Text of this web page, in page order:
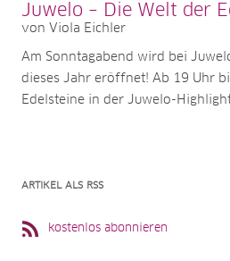
Juwelo – Die Welt der
von Viola Eichler
Am Sonntagabend wird bei
dieses Jahr eröffnet! Ab 19 Uhr
Edelsteine in der Juwelo-
ARTIKEL ALS RSS
kostenlos abonnieren